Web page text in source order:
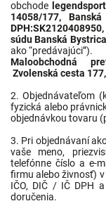
obchode
14058/177,
súdu Banská
ako “predávajúci”).
Maloobchodná
Zvolenská cesta
2. Objednávateľom
fyzická alebo
objednávkou tovaru
3. Pri objednávaní
vaše meno,
telefónne číslo a e-
firmu alebo živnosť)
IČO, DIČ / IČ DPH
doručenia.